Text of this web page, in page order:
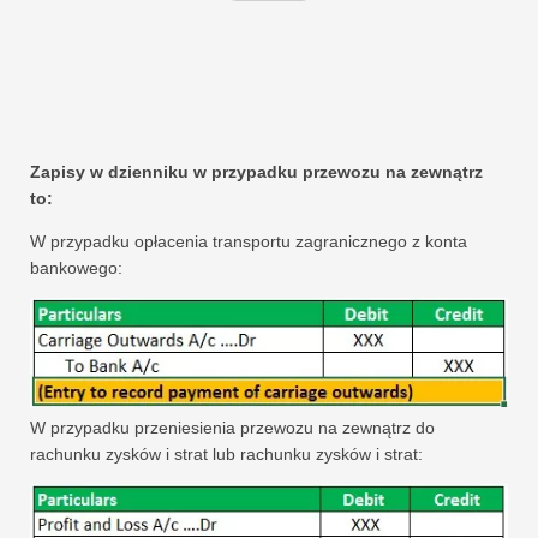
Zapisy w dzienniku w przypadku przewozu na zewnątrz
to:
W przypadku opłacenia transportu zagranicznego z konta
bankowego:
W przypadku przeniesienia przewozu na zewnątrz do
rachunku zysków i strat lub rachunku zysków i strat: